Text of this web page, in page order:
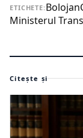
ETICHETE:Bolojan
Ministerul
Citește și